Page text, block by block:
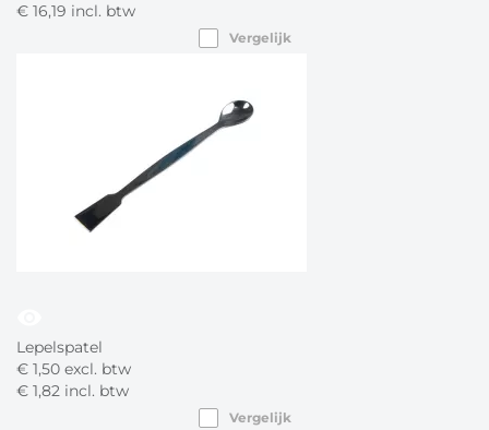
€ 16,19 incl. btw
Vergelijk
Lepelspatel
€ 1,50 excl. btw
€ 1,82 incl. btw
Vergelijk